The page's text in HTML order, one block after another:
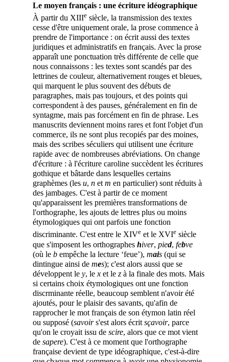
Le moyen français : une écriture idéographique
À partir du XIIIe siècle, la transmission des textes
cesse d'être uniquement orale, la prose commence à
prendre de l'importance : on écrit aussi des textes
juridiques et administratifs en français. Avec la prose
apparaît une ponctuation très différente de celle que
nous connaissons : les textes sont scandés par des
lettrines de couleur, alternativement rouges et bleues,
qui marquent le plus souvent des débuts de
paragraphes, mais pas toujours, et des points qui
correspondent à des pauses, généralement en fin de
syntagme, mais pas forcément en fin de phrase. Les
manuscrits deviennent moins rares et font l'objet d'un
commerce, ils ne sont plus recopiés par des moines,
mais des scribes séculiers qui utilisent une écriture
rapide avec de nombreuses abréviations. On change
d'écriture : à l'écriture caroline succèdent les écritures
gothique et bâtarde dans lesquelles certains
graphèmes (les u, n et m en particulier) sont réduits à
des jambages. C'est à partir de ce moment
qu'apparaissent les premières transformations de
l'orthographe, les ajouts de lettres plus ou moins
étymologiques qui ont parfois une fonction
discriminante. C'est entre le XIVe et le XVIe siècle
que s'imposent les orthographes hiver, pied, febve
(où le b empêche la lecture ‘feue’), mais (qui se
dintingue ainsi de mes); c'est alors aussi que se
développent le y, le x et le z à la finale des mots. Mais
si certains choix étymologiques ont une fonction
discrminante réelle, beaucoup semblent n'avoir été
ajoutés, pour le plaisir des savants, qu'afin de
rapprocher le mot français de son étymon latin réel
ou supposé (savoirs'est alors écrit sçavoir, parce
qu'on le croyait issu de scire, alors que ce mot vient
de sapere). C'est à ce moment que l'orthographe
française devient de type idéographique, c'est-à-dire